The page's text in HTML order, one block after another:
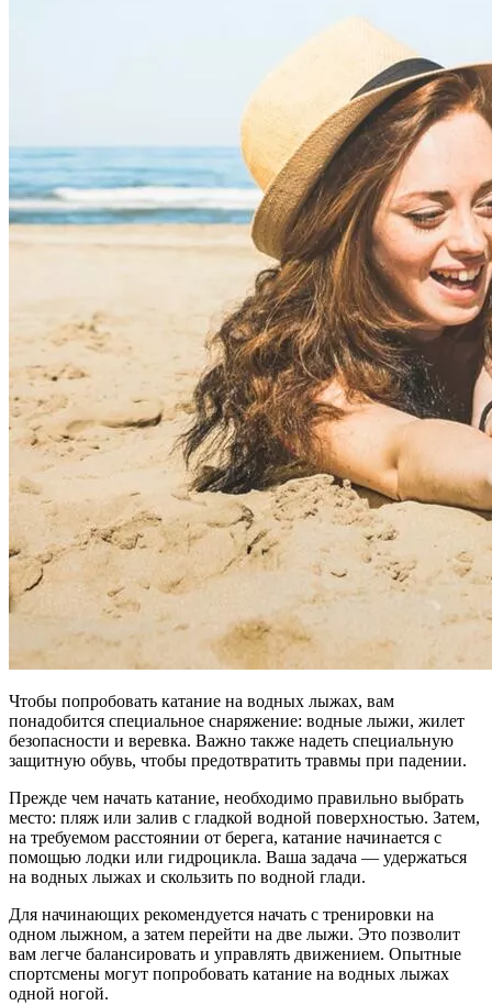
Чтобы попробовать катание на водных лыжах, вам
понадобится специальное снаряжение: водные лыжи, жилет
безопасности и веревка. Важно также надеть специальную
защитную обувь, чтобы предотвратить травмы при падении.
Прежде чем начать катание, необходимо правильно выбрать
место: пляж или залив с гладкой водной поверхностью. Затем,
на требуемом расстоянии от берега, катание начинается с
помощью лодки или гидроцикла. Ваша задача — удержаться
на водных лыжах и скользить по водной глади.
Для начинающих рекомендуется начать с тренировки на
одном лыжном, а затем перейти на две лыжи. Это позволит
вам легче балансировать и управлять движением. Опытные
спортсмены могут попробовать катание на водных лыжах
одной ногой.